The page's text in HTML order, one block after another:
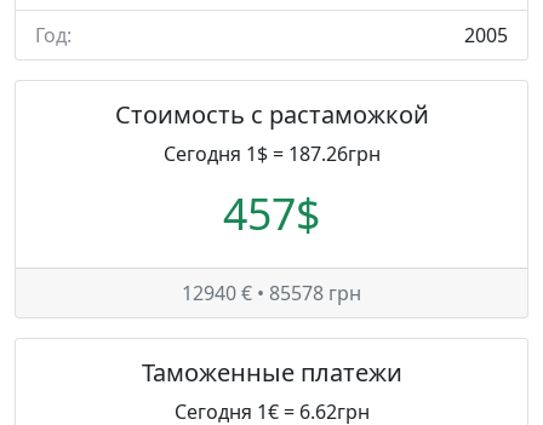
Год:
2005
Стоимость с растаможкой
Сегодня 1$ = 187.26грн
457$
12940 € • 85578 грн
Таможенные платежи
Сегодня 1€ = 6.62грн